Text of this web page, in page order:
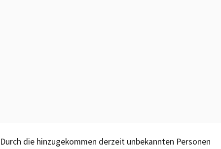
Durch die hinzugekommen derzeit unbekannten Personen